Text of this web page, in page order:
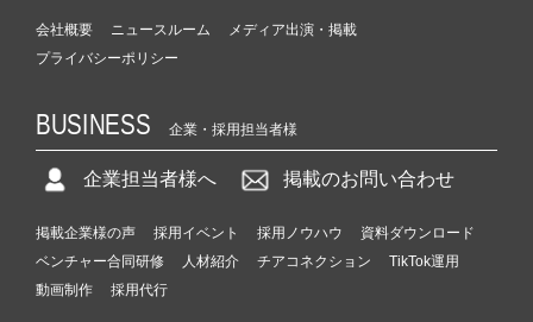
会社概要 ニュースルーム
メディア出演・掲載
プライバシーポリシー
BUSINESS 企業・採用担当者様
企業担当者様へ 掲載のお問い合わせ
掲載企業様の声 採用イベント 採用ノウハウ
資料ダウンロード
ベンチャー合同研修
人材紹介 チアコネクション
TikTok運用
動画制作
採用代行